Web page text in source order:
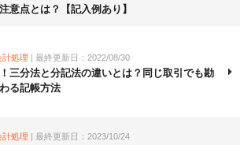
意点とは？【記入例あり】
計処理 | 最終更新日：2022/08/30
三分法と分記法の違いとは？同じ取引でも勘
る記帳方法
計処理 | 最終更新日：2023/10/24